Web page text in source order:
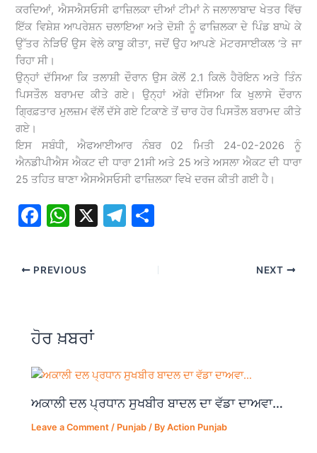
ਕਰਦਿਆਂ, ਐਸਐਸਓਸੀ ਫਾਜ਼ਿਲਕਾ ਦੀਆਂ ਟੀਮਾਂ ਨੇ ਜਲਾਲਾਬਾਦ ਖੇਤਰ ਵਿੱਚ
ਇੱਕ ਵਿਸ਼ੇਸ਼ ਆਪਰੇਸ਼ਨ ਚਲਾਇਆ ਅਤੇ ਦੋਸ਼ੀ ਨੂੰ ਫਾਜ਼ਿਲਕਾ ਦੇ ਪਿੰਡ ਬਾਘੇ ਕੇ
ਉੱਤਰ ਨੇੜਿਓਂ ਉਸ ਵੇਲੇ ਕਾਬੂ ਕੀਤਾ, ਜਦੋਂ ਉਹ ਆਪਣੇ ਮੋਟਰਸਾਈਕਲ ‘ਤੇ ਜਾ
ਰਿਹਾ ਸੀ।
ਉਨ੍ਹਾਂ ਦੱਸਿਆ ਕਿ ਤਲਾਸ਼ੀ ਦੌਰਾਨ ਉਸ ਕੋਲੋਂ 2.1 ਕਿਲੋ ਹੈਰੋਇਨ ਅਤੇ ਤਿੰਨ
ਪਿਸਤੌਲ ਬਰਾਮਦ ਕੀਤੇ ਗਏ। ਉਨ੍ਹਾਂ ਅੱਗੇ ਦੱਸਿਆ ਕਿ ਖੁਲਾਸੇ ਦੌਰਾਨ
ਗ੍ਰਿਫ਼ਤਾਰ ਮੁਲਜ਼ਮ ਵੱਲੋਂ ਦੱਸੇ ਗਏ ਟਿਕਾਣੇ ਤੋਂ ਚਾਰ ਹੋਰ ਪਿਸਤੌਲ ਬਰਾਮਦ ਕੀਤੇ
ਗਏ।
ਇਸ ਸਬੰਧੀ, ਐਫਆਈਆਰ ਨੰਬਰ 02 ਮਿਤੀ 24-02-2026 ਨੂੰ
ਐਨਡੀਪੀਐਸ ਐਕਟ ਦੀ ਧਾਰਾ 21ਸੀ ਅਤੇ 25 ਅਤੇ ਅਸਲਾ ਐਕਟ ਦੀ ਧਾਰਾ
25 ਤਹਿਤ ਥਾਣਾ ਐਸਐਸਓਸੀ ਫਾਜ਼ਿਲਕਾ ਵਿਖੇ ਦਰਜ ਕੀਤੀ ਗਈ ਹੈ।
F
c
o
o
k
W
at
p
p
X
T
ar
e
PREVIOUS NEXT
ਹੋਰ ਖ਼ਬਰਾਂ
ਅਕਾਲੀ ਦਲ ਪ੍ਰਧਾਨ ਸੁਖਬੀਰ ਬਾਦਲ ਦਾ ਵੱਡਾ ਦਾਅਵਾ…
Leave a Comment / Punjab / ByAction Punjab